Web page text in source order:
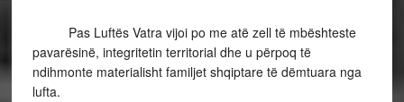
Pas Luftës Vatra vijoi po me atë zell të mbështeste
pavarësinë, integritetin territorial dhe u përpoq të
ndihmonte materialisht familjet shqiptare të dëmtuara nga
lufta.